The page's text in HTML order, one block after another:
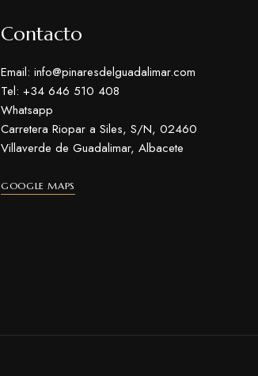
Contacto
Email: info@pinaresdelguadalimar.com
Tel: +34 646 510 408
Whatsapp
Carretera Riopar a Siles, S/N, 02460
Villaverde de Guadalimar, Albacete
GOOGLE MAPS